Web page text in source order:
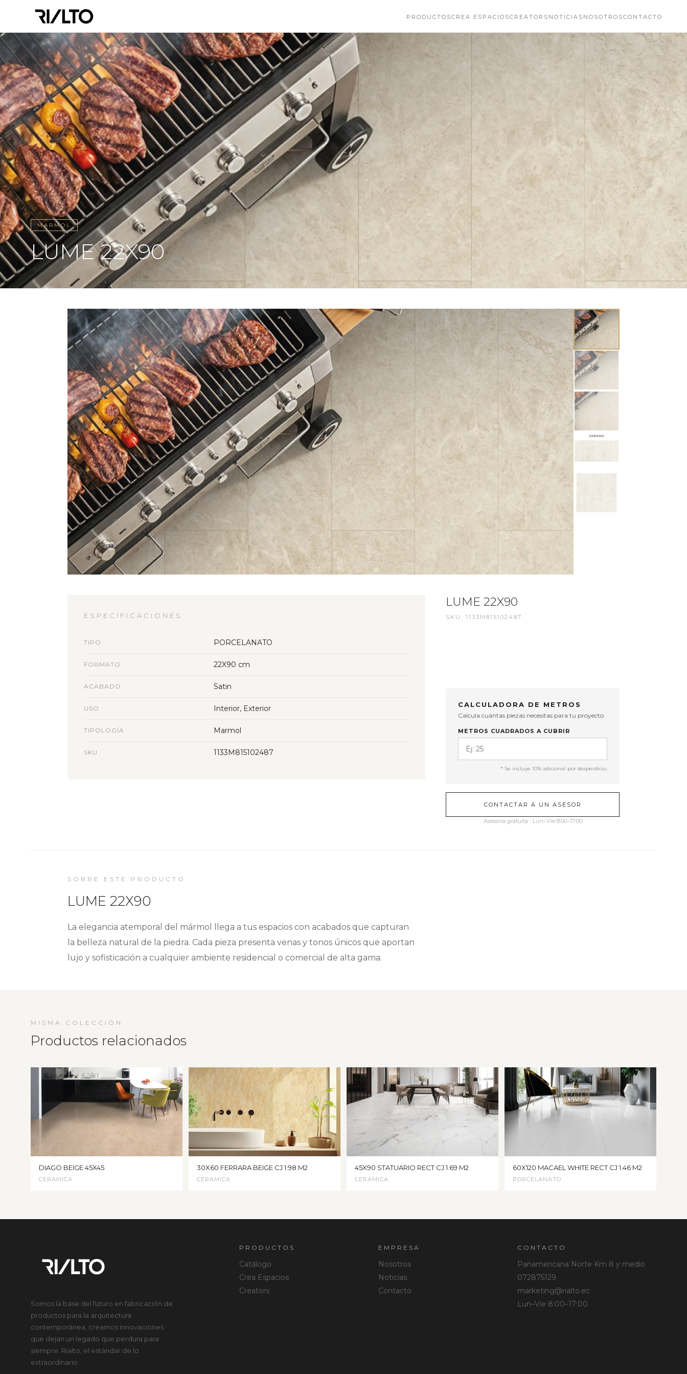
PRODUCTOSCREA ESPACIOSCREATORS NOTICIAS NOSOTROSCONTACTO
MARMOL
LUME 22X90
ESPECIFICACIONES
TIPO PORCELANATO
FORMATO 22X90 cm
ACABADO Satin
USO Interior, Exterior
TIPOLOGÍA Marmol
SKU 1133M815102487
LUME 22X90
SKU: 1133M815102487
CALCULADORA DE METROS
Calcula cuántas piezas necesitas para tu proyecto.
METROS CUADRADOS A CUBRIR
* Se incluye 10% adicional por desperdicio.
CONTACTAR A UN ASESOR
Asesoría gratuita · Lun–Vie 8:00–17:00
SOBRE ESTE PRODUCTO
LUME 22X90
La elegancia atemporal del mármol llega a tus espacios con acabados que capturan
la belleza natural de la piedra. Cada pieza presenta venas y tonos únicos que aportan
lujo y sofisticación a cualquier ambiente residencial o comercial de alta gama.
MISMA COLECCIÓN
Productos relacionados
DIAGO BEIGE 45X45
CERAMICA
30X60 FERRARA BEIGE CJ 1.98 M2
CERAMICA
45X90 STATUARIO RECT CJ 1.69 M2
CERAMICA
60X120 MACAEL WHITE RECT CJ 1.46 M2
PORCELANATO
Somos la base del futuro en fabricación de
productos para la arquitectura
contemporánea, creamos innovaciones
que dejan un legado que perdura para
siempre. Rialto, el estándar de lo
extraordinario.
PRODUCTOS
Catálogo
Crea Espacios
Creators
EMPRESA
Nosotros
Noticias
Contacto
CONTACTO
Panamericana Norte Km 8 y medio
072875129
marketing@rialto.ec
Lun–Vie 8:00–17:00